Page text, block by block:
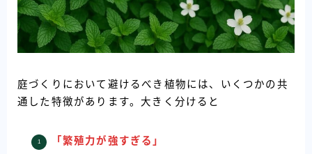
庭づくりにおいて避けるべき植物には、いくつかの共
通した特徴があります。大きく分けると
「繁殖力が強すぎる」